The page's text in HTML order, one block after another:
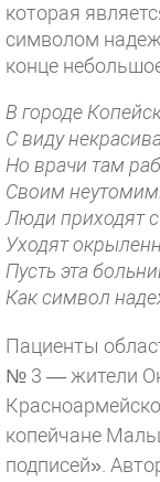
которая
символом
конце
В городе
С виду
Но врачи там
Своим
Люди приходят
Уходят
Пусть эта
Как символ
Пациенты
№ 3 — жители
копейчане
подписей».